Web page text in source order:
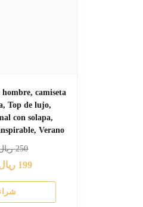
camiseta
Top de lujo,
con solapa,
Verano
250
199